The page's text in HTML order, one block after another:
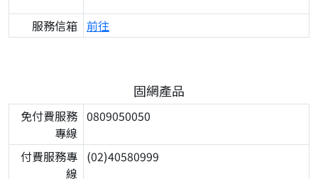
服務信箱 前往
固網產品
免付費服務
專線
0809050050
付費服務專
線
(02)40580999